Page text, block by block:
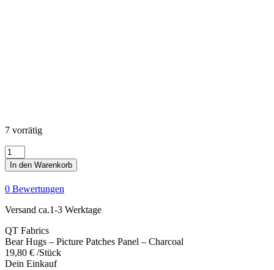
7 vorrätig
Bear
Hugs
-
Picture
Patches
Panel
Charcoal
Menge
In den Warenkorb
0 Bewertungen
Versand ca.1-3 Werktage
QT Fabrics
Bear Hugs – Picture Patches Panel – Charcoal
19,80 € /Stück
Dein Einkauf